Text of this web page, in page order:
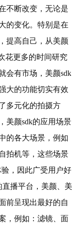
不断改变，无论是
的变化。特别是在
提高自己，从美颜
花更多的时间研究
会有市场，美颜sdk
大的功能切实有效
多元化的拍摄方
美颜sdk的应用场景
的各大场景，例如
拍机等，这些场景
，因此广受用户好
直播平台，美颜、美
前呈现出最好的自
，例如：滤镜、面